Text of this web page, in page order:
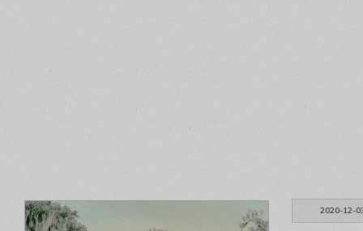
2020-12-